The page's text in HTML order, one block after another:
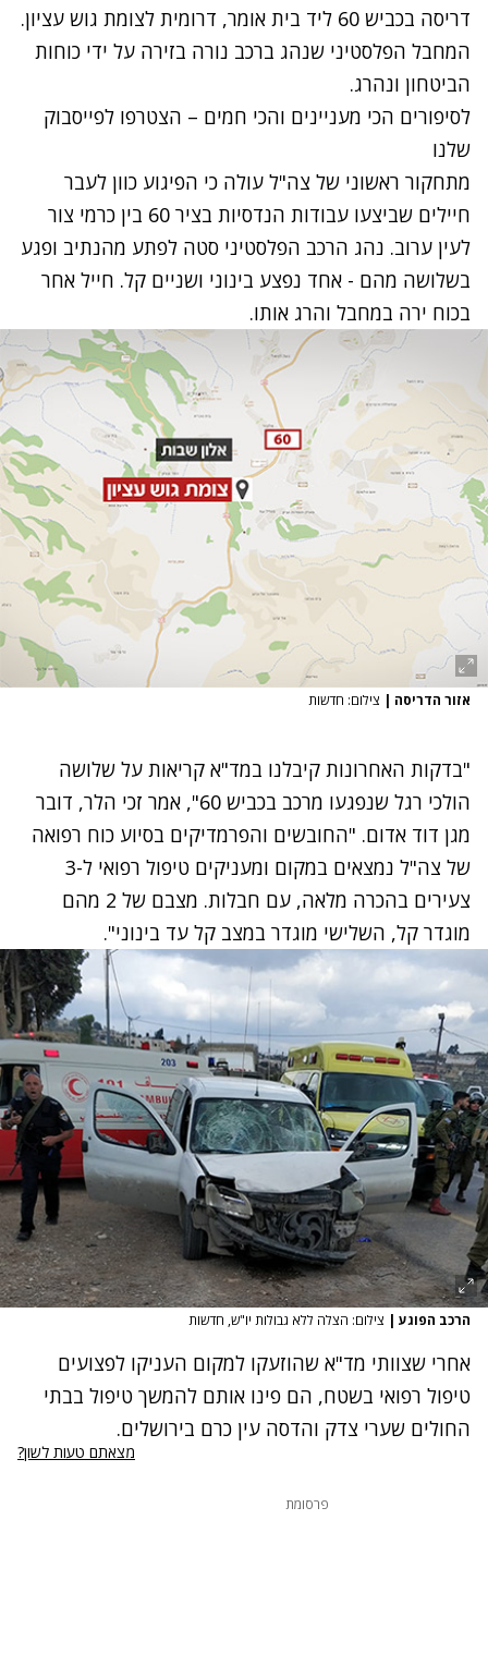
דריסה בכביש 60 ליד בית אומר, דרומית לצומת גוש עציון.
המחבל הפלסטיני שנהג ברכב נורה בזירה על ידי כוחות
הביטחון ונהרג.
לסיפורים הכי מעניינים והכי חמים – הצטרפו לפייסבוק
שלנו
מתחקור ראשוני של צה"ל עולה כי הפיגוע כוון לעבר
חיילים שביצעו עבודות הנדסיות בציר 60 בין כרמי צור
לעין ערוב. נהג הרכב הפלסטיני סטה לפתע מהנתיב ופגע
בשלושה מהם - אחד נפצע בינוני ושניים קל. חייל אחר
בכוח ירה במחבל והרג אותו.
אזור הדריסה | צילום: חדשות
"בדקות האחרונות קיבלנו במד"א קריאות על שלושה
הולכי רגל שנפגעו מרכב בכביש 60", אמר זכי הלר, דובר
מגן דוד אדום. "החובשים והפרמדיקים בסיוע כוח רפואה
של צה"ל נמצאים במקום ומעניקים טיפול רפואי ל-3
צעירים בהכרה מלאה, עם חבלות. מצבם של 2 מהם
מוגדר קל, השלישי מוגדר במצב קל עד בינוני".
הרכב הפוגע | צילום: הצלה ללא גבולות יו"ש, חדשות
אחרי שצוותי מד"א שהוזעקו למקום העניקו לפצועים
טיפול רפואי בשטח, הם פינו אותם להמשך טיפול בבתי
החולים שערי צדק והדסה עין כרם בירושלים.
מצאתם טעות לשון?
פרסומת